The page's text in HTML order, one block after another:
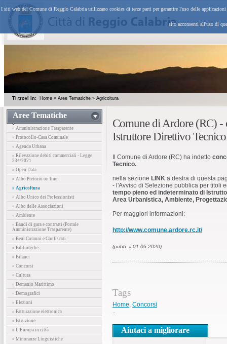
I siti web del Comune di Reggio Calabria utilizzano cookies di terze parti per garantire l'uso delle
sito acconsenti all'uso di
Ti trovi in: Home » Aree Tematiche » Agricoltura
Aree Tematiche
» Amministrazione Trasparente
» Protocollo-Casa Comunale
» Agenda Urbana
» Rilevazione debiti commerciali - Legge
234/2021
» Open Data
» Albo Pretorio on line
» Agricoltura
» Albo Unico dei Professionisti
» Albo delle Associazioni
» Ambiente
» Bandi di gara e contratti (Portale
Amministrazione Trasparente)
» Beni Comuni e Confiscati
» Biblioteche
» Bilanci
» Concorsi
» Cultura
» Demanio Marittimo
» Demografici
» Elezioni
» Fatturazione elettronica
» Istruzione
» L'Europa in città
» Minoranze Linguistiche
Comune di Ardore (RC) -
Istruttore Direttivo Tecnico
Il Comune di Ardore (RC) ha indetto
Tecnico.
nella sezione LINK a destra di questa
- l'Avviso di Selezione pubblica per titoli
tempo pieno ed indeterminato di
Area Urbanistica, Ambiente,
Per maggiori informazioni:
http://www.comune.ardore.rc.it/
(pubb. il 01.06.2020)
Tags
Home, Concorsi
Aiutaci a migliorare